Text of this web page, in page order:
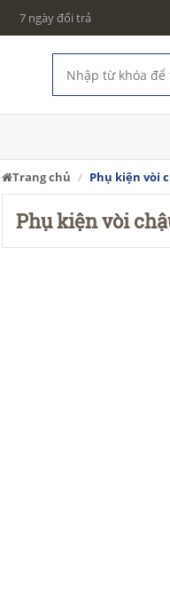
7 ngày đổi trả
Trang chủ Phụ kiện vòi
Phụ kiện vòi